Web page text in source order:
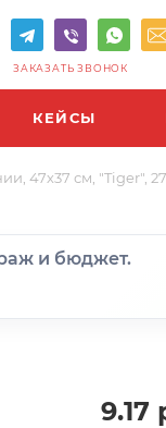
ЗАКАЗАТЬ ЗВОНОК
КЕЙСЫ
47х37 см, "Tiger",
и бюджет.
9.17